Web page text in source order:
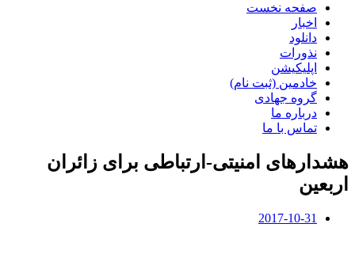
صفحه نخست
اخبار
دانلود
نذورات
اپلیکیشن
خادمین (ثبت نام)
گروه جهادی
درباره ما
تماس با ما
هشدارهای امنیتی-ارتباطی برای زائران
اربعین
2017-10-31